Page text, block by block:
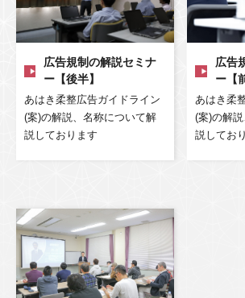
広告規制の解説セミナ
ー【後半】
あはき柔整広告ガイドライン
(案)の解説、名称について解
説しております
広告
ー【
あはき柔
(案)の解
説してお